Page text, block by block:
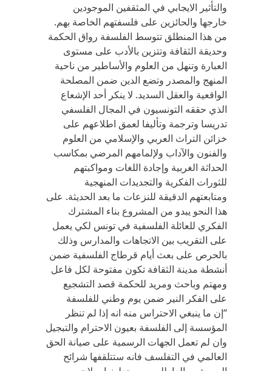
والتأثير الايجابي في المثقفين الموجودين
خارجها والحائزين على فلسفتهم الخاصة بهم.
من هذا المنطلق تتوسط الفلسفة رواق الحكمة
وحديقة الثقافة وتتزين بالأدب على مستوى
العبارة وتنهل من العلوم والأساطير من ناحية
المنهج والمصدر وتضع الدين ضمن المصلحة
الواقعية والعقل السديد. لا ينكر أحد الإشعاع
الذي حققه التونسيون في المجال الفلسفي
تدريسا وترجمة وتأليفا لعمق اطلاعهم على
خزائن التراث العربي والإسلامي من العلوم
والفنون والآداب ولإلمامهم المرضي بمكاسب
الحداثة الغربية وإجادة اللغات ومواكبتهم
للثورات الفكرية والتجديدات المنهجية
ومتابعتهم الدقيقة للنزعات ما بعد الحديثة. على
هذا النحو يبدو من المشروع بناء المشترك
الفكري للعائلة الفلسفية في تونس لكي يعمل
على التقريب بين الاتجاهات والمدارس وذلك
بالحرص على بعث أيام قرطاج الفلسفية ضمن
أنشطة مدينة الثقافة تكون مفتوحة لكل فاعل
ومهتم وباحث ومريد للحكمة قصد التشجيع
على الفكر النير ضمن يوم وطني للفلسفة
“إن ما ينبغي الاحتراس منه انه إذا لم تنظر
المؤسسة إلى الفلسفة بعيون الاحترام والتبجيل
وان لم تعمل الجهات الرسمية على صيانة الحق
العالمي في التفلسف فانه ستتلقفها شرائح